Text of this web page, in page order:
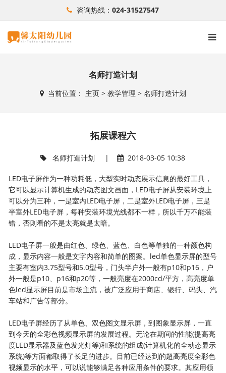
咨询热线：024-31527547
名师打造计划
当前位置： 主页> 教学管理 > 名师打造计划
拓展课程六
名师打造计划 | 2018-03-05 10:38
LED电子屏作为一种功耗低，大型实时动态展示信息的最好工具，
它可以显示计算机生成的动态图文画面，LED电子屏从安装环境上
可以分为三种，一是室内LED电子屏，二是室外LED电子屏，三是
半室外LED电子屏，每种安装环境光线都不一样，所以千万不能装
错，否则看的不是太亮就是太暗。
LED电子屏一般是由红色、绿色、蓝色、白色等单独的一种颜色构
成，显示内容一般是文字内容和简单的图案。led单色显示屏的型号
主要有室内3.75型号和5.0型号，门头半户外一般有p10和p16，户
外一般是p10、p16和p20等，一般亮度在2000cd/平方，高亮度单
色led显示屏目前是市场主流，被广泛应用于商店、银行、码头、汽
车站和广告等部分。
LED电子屏经历了从单色、双色图文显示屏，到图象显示屏，一直
到今天的全彩色视频显示屏的发展过程。无论在期间的性能(提高亮
度LED显示器及蓝色发光灯等)和系统的组成(计算机化的全动态显示
系统)等方面都取得了长足的进步。目前已经达到的超高亮度全彩色
视频显示的水平，可以说能够满足各种应用条件的要求。其应用领